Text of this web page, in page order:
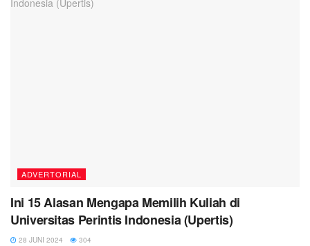
ADVERTORIAL
Ini 15 Alasan Mengapa Memilih Kuliah di
Universitas Perintis Indonesia (Upertis)
28 JUNI 2024 304